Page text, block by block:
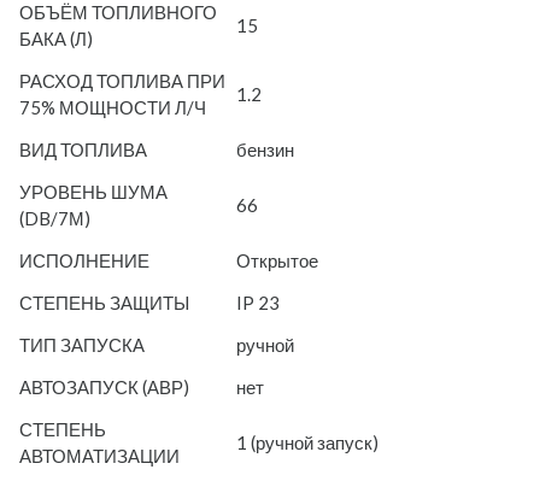
ОБЪЁМ ТОПЛИВНОГО
БАКА (Л)
15
РАСХОД ТОПЛИВА ПРИ
75% МОЩНОСТИ Л/Ч
1.2
ВИД ТОПЛИВА
бензин
УРОВЕНЬ ШУМА
(DB/7М)
66
ИСПОЛНЕНИЕ
Открытое
СТЕПЕНЬ ЗАЩИТЫ
IP 23
ТИП ЗАПУСКА
ручной
АВТОЗАПУСК (АВР)
нет
СТЕПЕНЬ
АВТОМАТИЗАЦИИ
1 (ручной запуск)